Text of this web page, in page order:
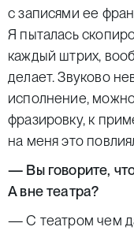
с записями ее
Я пыталась
каждый штрих,
делает. Звуково
исполнение,
фразировку, к
на меня это
— Вы говорите,
А вне театра?
— С театром чем